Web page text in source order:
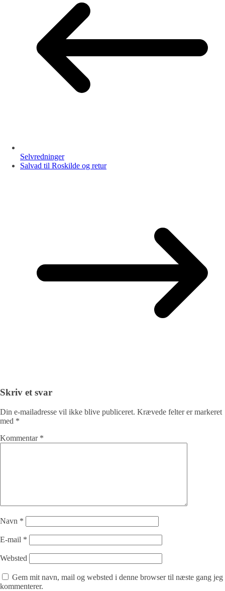
Selvredninger
Salvad til Roskilde og retur
Skriv et svar
Din e-mailadresse vil ikke blive publiceret. Krævede felter er markeret
med *
Kommentar *
Navn *
E-mail *
Websted
Gem mit navn, mail og websted i denne browser til næste gang jeg
kommenterer.